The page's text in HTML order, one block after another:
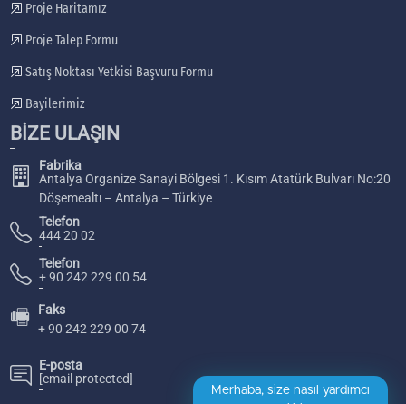
Proje Haritamız
Proje Talep Formu
Satış Noktası Yetkisi Başvuru Formu
Bayilerimiz
BİZE ULAŞIN
Fabrika
Antalya Organize Sanayi Bölgesi 1. Kısım Atatürk Bulvarı No:20
Döşemealtı – Antalya – Türkiye
Telefon
444 20 02
Telefon
+ 90 242 229 00 54
🖷
Faks
+ 90 242 229 00 74
E-posta
[email protected]
Merhaba, size nasıl yardımcı